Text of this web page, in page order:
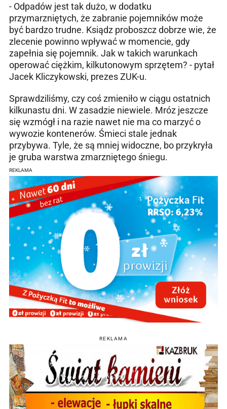
- Odpadów jest tak dużo, w dodatku
przymarzniętych, że zabranie pojemników może
być bardzo trudne. Ksiądz proboszcz dobrze wie, że
zlecenie powinno wpływać w momencie, gdy
zapełnia się pojemnik. Jak w takich warunkach
operować ciężkim, kilkutonowym sprzętem? - pytał
Jacek Kliczykowski, prezes ZUK-u.
Sprawdziliśmy, czy coś zmieniło w ciągu ostatnich
kilkunastu dni. W zasadzie niewiele. Mróz jeszcze
się wzmógł i na razie nawet nie ma co marzyć o
wywozie kontenerów. Śmieci stale jednak
przybywa. Tyle, że są mniej widoczne, bo przykryła
je gruba warstwa zmarzniętego śniegu.
REKLAMA
REKLAMA